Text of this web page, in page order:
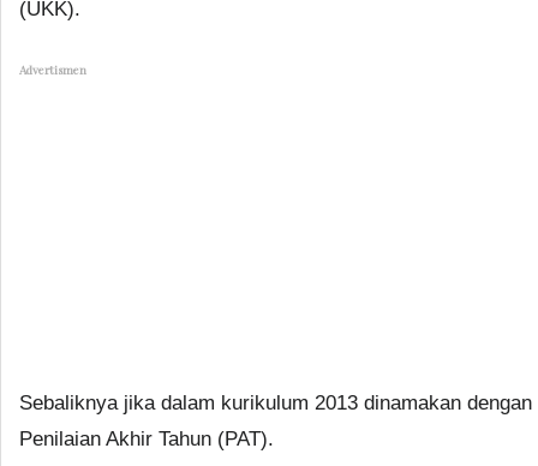
(UKK).
Advertismen
Sebaliknya jika dalam kurikulum 2013 dinamakan dengan
Penilaian Akhir Tahun (PAT).